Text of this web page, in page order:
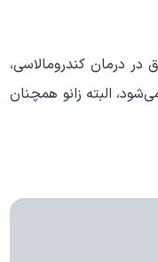
درمان کندرومالاسی،
البته زانو همچنان